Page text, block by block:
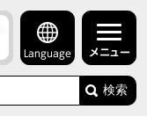
Language メニュー
検索